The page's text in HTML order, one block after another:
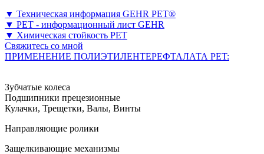
▼ Техническая информация GEHR PET®
▼ PET - информационный лист GEHR
▼ Химическая стойкость PET
Свяжитесь со мной
ПРИМЕНЕНИЕ ПОЛИЭТИЛЕНТЕРЕФТАЛАТА PET:
Зубчатые колеса
Подшипники прецезионные
Кулачки, Трещетки, Валы, Винты
Направляющие ролики
Защелкивающие механизмы